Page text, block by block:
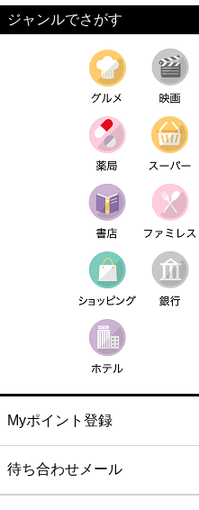
ジャンルでさがす
Myポイント登録
待ち合わせメール